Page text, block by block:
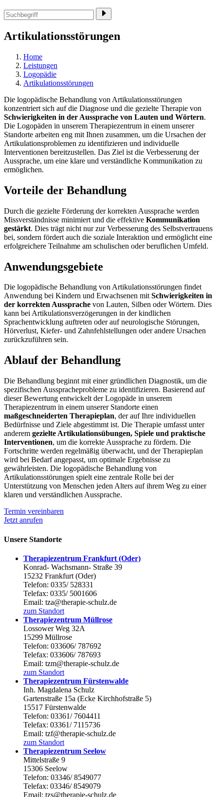
Artikulationsstörungen
Home
Leistungen
Logopädie
Artikulationsstörungen
Die logopädische Behandlung von Artikulationsstörungen
konzentriert sich auf die Diagnose und die gezielte Therapie von
Schwierigkeiten in der Aussprache von Lauten und Wörtern.
Die Logopäden in unserem Therapiezentrum in einem unserer
Standorte arbeiten eng mit Ihnen zusammen, um die Ursachen der
Artikulationsproblemen zu identifizieren und individuelle
Interventionen bereitzustellen. Das Ziel ist die Verbesserung der
Aussprache, um eine klare und verständliche Kommunikation zu
ermöglichen.
Vorteile der Behandlung
Durch die gezielte Förderung der korrekten Aussprache werden
Missverständnisse minimiert und die effektive Kommunikation
gestärkt. Dies trägt nicht nur zur Verbesserung des Selbstvertrauens
bei, sondern fördert auch die soziale Interaktion und ermöglicht eine
erfolgreichere Teilnahme am schulischen oder beruflichen Umfeld.
Anwendungsgebiete
Die logopädische Behandlung von Artikulationsstörungen findet
Anwendung bei Kindern und Erwachsenen mitSchwierigkeiten in
der korrekten Aussprache von Lauten, Silben oder Wörtern. Dies
kann bei Artikulationsverzögerungen in der kindlichen
Sprachentwicklung auftreten oder auf neurologische Störungen,
Hörverlust, Kiefer- und Zahnfehlstellungen oder andere Ursachen
zurückzuführen sein.
Ablauf der Behandlung
Die Behandlung beginnt mit einer gründlichen Diagnostik, um die
spezifischen Ausspracheprobleme zu identifizieren. Basierend auf
dieser Bewertung entwickelt der Logopäde in unserem
Therapiezentrum in einem unserer Standorte einen
maßgeschneiderten Therapieplan, der auf Ihre individuellen
Bedürfnisse und Ziele abgestimmt ist. Die Therapie umfasst unter
anderem gezielte Artikulationsübungen, Spiele und praktische
Interventionen, um die korrekte Aussprache zu fördern. Die
Fortschritte werden regelmäßig überwacht, und der Therapieplan
wird bei Bedarf angepasst, um optimale Ergebnisse zu
gewährleisten. Die logopädische Behandlung von
Artikulationsstörungen spielt eine zentrale Rolle bei der
Unterstützung von Menschen jeden Alters auf ihrem Weg zu einer
klaren und verständlichen Aussprache.
Termin vereinbaren
Jetzt anrufen
Unsere Standorte
Therapiezentrum Frankfurt (Oder)
Konrad- Wachsmann- Straße 39
15232 Frankfurt (Oder)
Telefon: 0335/ 528331
Telefax: 0335/ 5001606
Email: tza@therapie-schulz.de
zum Standort
Therapiezentrum Müllrose
Lossower Weg 32A
15299 Müllrose
Telefon: 033606/ 787692
Telefax: 033606/ 787693
Email: tzm@therapie-schulz.de
zum Standort
Therapiezentrum Fürstenwalde
Inh. Magdalena Schulz
Gartenstraße 15a (Ecke Kirchhofstraße 5)
15517 Fürstenwalde
Telefon: 03361/ 7604411
Telefax: 03361/ 7115736
Email: tzf@therapie-schulz.de
zum Standort
Therapiezentrum Seelow
Mittelstraße 9
15306 Seelow
Telefon: 03346/ 8549077
Telefax: 03346/ 8549079
Email: tzs@therapie-schulz.de